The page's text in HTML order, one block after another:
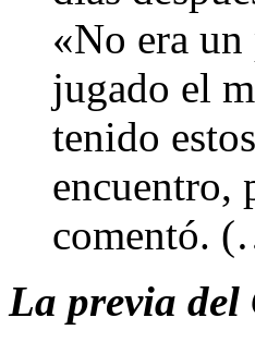
«No era
jugado el
tenido
encuentro,
comentó.
La previa